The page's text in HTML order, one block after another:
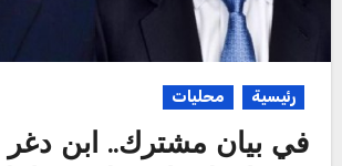
رئيسية محليات
في بيان مشترك.. ابن دغر